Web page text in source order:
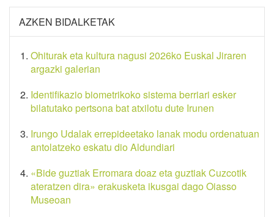
AZKEN BIDALKETAK
Ohiturak eta kultura nagusi 2026ko Euskal Jiraren
argazki galerian
Identifikazio biometrikoko sistema berriari esker
bilatutako pertsona bat atxilotu dute Irunen
Irungo Udalak errepideetako lanak modu ordenatuan
antolatzeko eskatu dio Aldundiari
«Bide guztiak Erromara doaz eta guztiak Cuzcotik
ateratzen dira» erakusketa ikusgai dago Oiasso
Museoan